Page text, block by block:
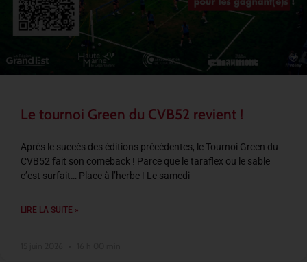
Le tournoi Green du CVB52 revient !
Après le succès des éditions précédentes, le Tournoi Green du
CVB52 fait son comeback ! Parce que le taraflex ou le sable
c’est surfait… Place à l’herbe ! Le samedi
LIRE LA SUITE »